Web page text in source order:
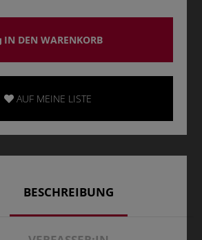
IN DEN WARENKORB
AUF MEINE LISTE
BESCHREIBUNG